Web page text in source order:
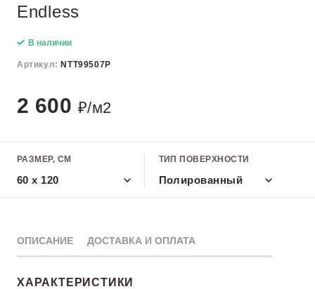
Endless
В наличии
Артикул: NTT99507P
2 600 ₽/м2
РАЗМЕР, СМ
60 x 120
ТИП ПОВЕРХНОСТИ
Полированный
ОПИСАНИЕ ДОСТАВКА И ОПЛАТА
ХАРАКТЕРИСТИКИ